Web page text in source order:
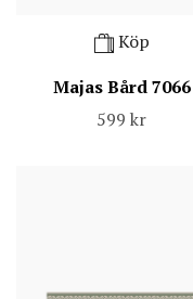
Köp
Majas Bård 7066
599 kr